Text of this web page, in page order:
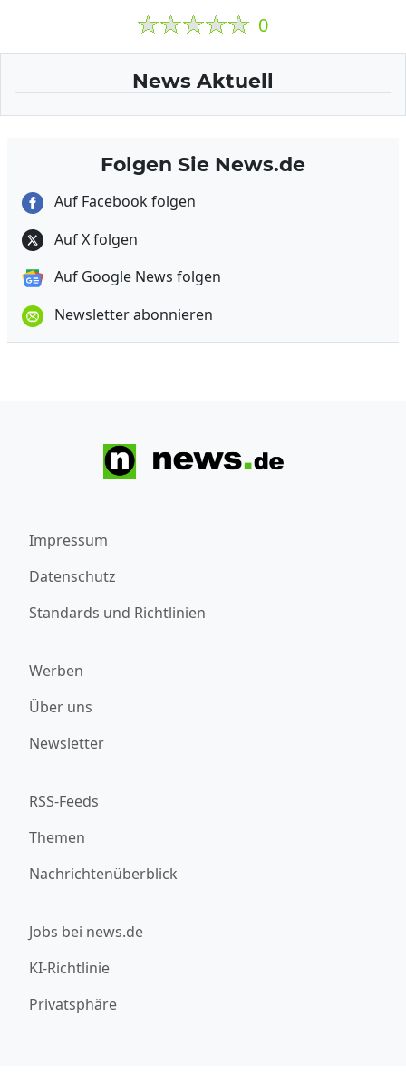
0
News Aktuell
Folgen Sie News.de
Auf Facebook folgen
Auf X folgen
Auf Google News folgen
Newsletter abonnieren
Impressum
Datenschutz
Standards und Richtlinien
Werben
Über uns
Newsletter
RSS-Feeds
Themen
Nachrichtenüberblick
Jobs bei news.de
KI-Richtlinie
Privatsphäre